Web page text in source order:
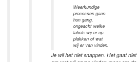
Weerkundige
processen gaan
hun gang,
ongeacht welke
labels wij er op
plakken of wat
wij er van vinden.
Je wil het niet snappen. Het gaat niet